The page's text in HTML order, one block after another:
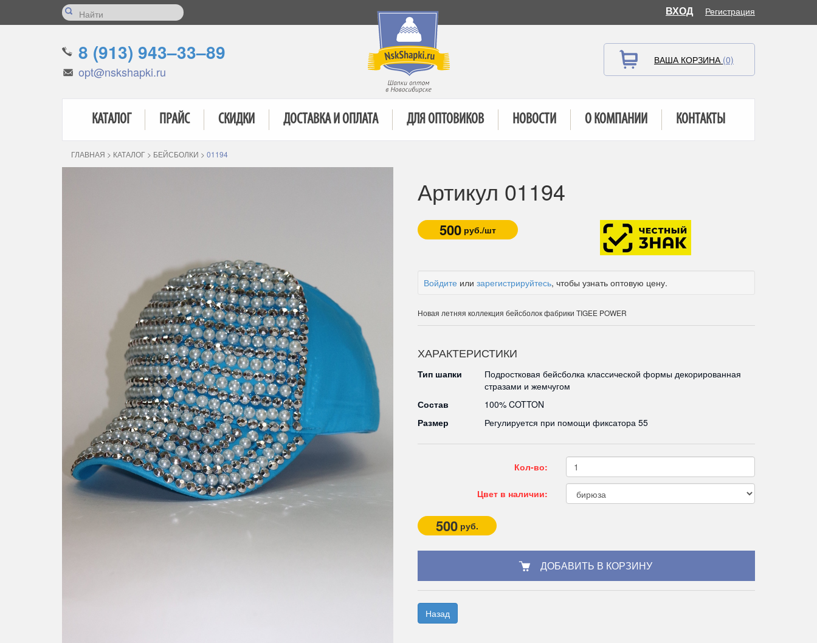
ВХОД Регистрация
8 (913) 943–33–89
opt@nskshapki.ru
ВАША КОРЗИНА (0)
КАТАЛОГ ПРАЙС СКИДКИ ДОСТАВКА И ОПЛАТА ДЛЯ ОПТОВИКОВ НОВОСТИ О КОМПАНИИ КОНТАКТЫ
ГЛАВНАЯ > КАТАЛОГ > БЕЙСБОЛКИ > 01194
Артикул 01194
500 руб./шт
Войдите или зарегистрируйтесь, чтобы узнать оптовую цену.
Новая летняя коллекция бейсболок фабрики TIGEE POWER
ХАРАКТЕРИСТИКИ
Тип шапки
Подростковая бейсболка классической формы декорированная
стразами и жемчугом
Состав
100% COTTON
Размер
Регулируется при помощи фиксатора 55
Кол-во:
Цвет в наличии:
500 руб.
Назад